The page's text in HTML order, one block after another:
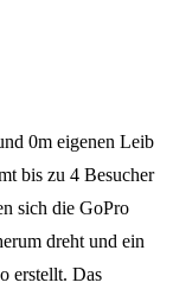
0m eigenen Leib
bis zu 4 Besucher
sich die GoPro
dreht und ein
erstellt. Das